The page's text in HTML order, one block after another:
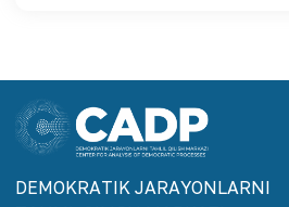
DEMOKRАTIK JАRАYONLАRNI